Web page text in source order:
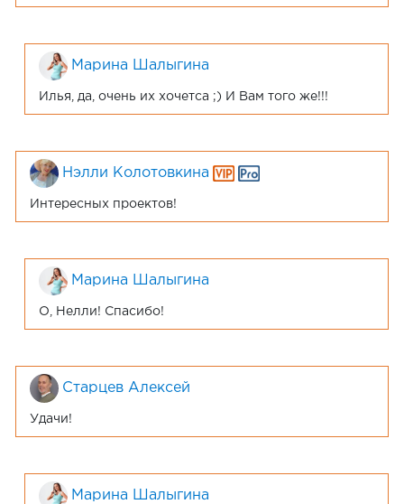
Марина Шалыгина
Илья, да, очень их хочетса ;) И Вам того же!!!
Нэлли Колотовкина
Интересных проектов!
Марина Шалыгина
О, Нелли! Спасибо!
Старцев Алексей
Удачи!
Марина Шалыгина